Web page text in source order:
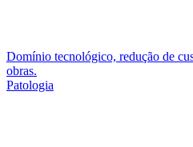
Domínio tecnológico, redução de
obras.
Patologia